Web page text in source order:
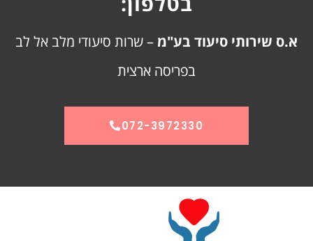
א.ס שירותי סיעוד בע"מ – שרות סיעודי מלב אל לב
בפריסה ארצית
072-3972330